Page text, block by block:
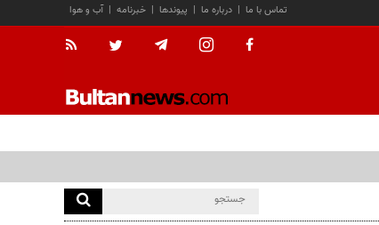
آب و هوا | خبرنامه | پیوندها | درباره ما | تماس با ما